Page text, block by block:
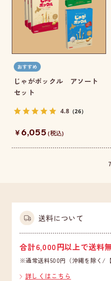
じゃがポックル アソート
セット
4.8 （26）
￥6,055 (税込)
7
送料について
合計6,000円以上で送料
※通常送料500円（沖縄を除く/
詳しくはこちら